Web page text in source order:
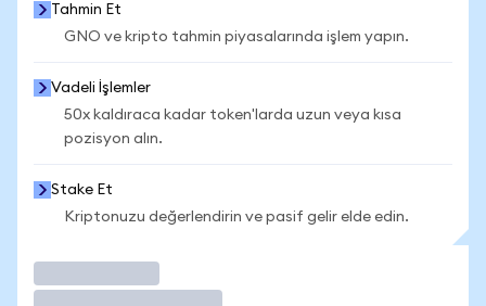
Tahmin Et
GNO ve kripto tahmin piyasalarında işlem yapın.
Vadeli İşlemler
50x kaldıraca kadar token'larda uzun veya kısa
pozisyon alın.
Stake Et
Kriptonuzu değerlendirin ve pasif gelir elde edin.